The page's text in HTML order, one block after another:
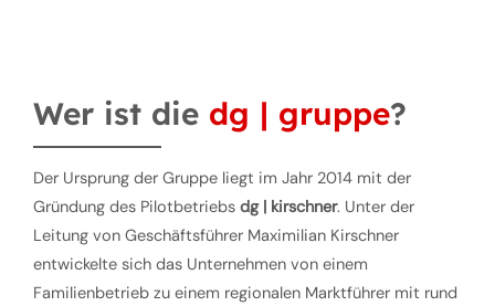
Wer ist die dg | gruppe?
Der Ursprung der Gruppe liegt im Jahr 2014 mit der
Gründung des Pilotbetriebs dg | kirschner. Unter der
Leitung von Geschäftsführer Maximilian Kirschner
entwickelte sich das Unternehmen von einem
Familienbetrieb zu einem regionalen Marktführer mit rund